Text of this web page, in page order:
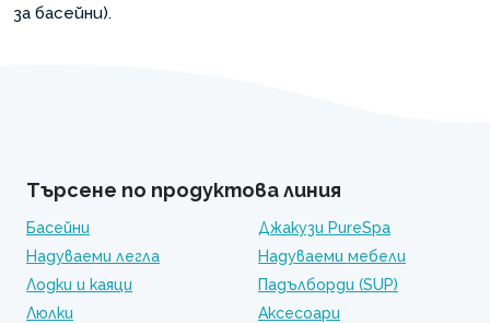
за басейни).
Търсене по продуктова линия
Басейни
Джакузи PureSpa
Надуваеми легла
Надуваеми мебели
Лодки и каяци
Падълборди (SUP)
Люлки
Аксесоари